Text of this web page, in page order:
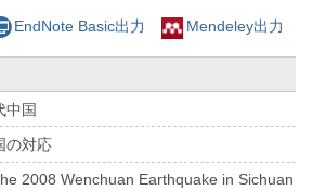
EndNote Basic出力 Mendeley出力
中国
の対応
2008 Wenchuan Earthquake in Sichuan